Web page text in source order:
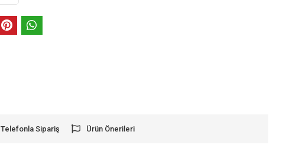
Telefonla Sipariş Ürün Önerileri